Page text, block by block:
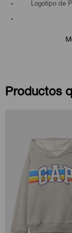
Logotipo de
Productos